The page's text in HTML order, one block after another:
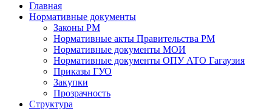
Главная
Нормативные документы
Законы РМ
Нормативные акты Правительства РМ
Нормативные документы МОИ
Нормативные документы ОПУ АТО Гагаузия
Приказы ГУО
Закупки
Прозрачность
Структура